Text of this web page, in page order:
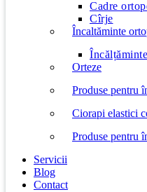
Cadre
Cîrje
Încaltăminte
Orteze
Produse pentru
Ciorapi elastici
Produse pentru
Servicii
Blog
Contact